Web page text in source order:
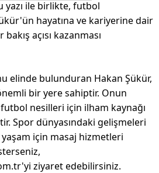
yazı ile birlikte, futbol
hayatına ve kariyerine dair
açısı kazanması
elinde bulunduran Hakan Şükür,
bir yere sahiptir. Onun
nesilleri için ilham kaynağı
Spor dünyasındaki gelişmeleri
yaşam için masaj hizmetleri
ziyaret edebilirsiniz.